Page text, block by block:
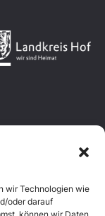
wir Technologien wie
oder darauf